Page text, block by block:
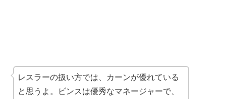
レスラーの扱い方では、カーンが優れている
と思うよ。ビンスは優秀なマネージャーで、